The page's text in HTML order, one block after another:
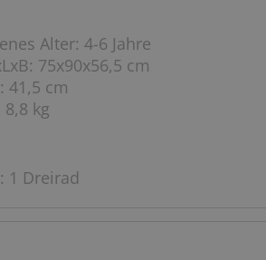
Alter: 4-6 Jahre
75x90x56,5 cm
41,5 cm
kg
: 1 Dreirad